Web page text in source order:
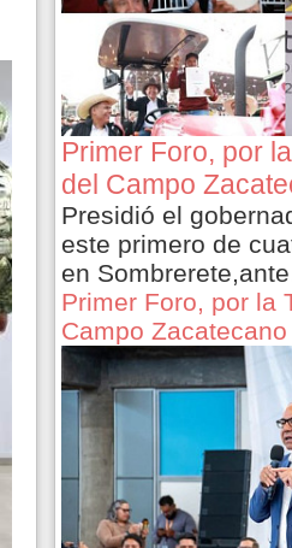
Primer Foro, por
del Campo
Presidió el
este primero de
en
Primer Foro, por la
Campo Zacatecano